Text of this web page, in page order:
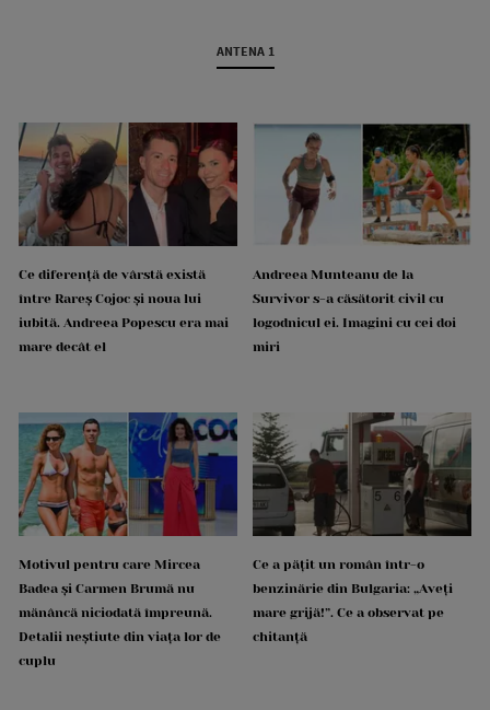
ANTENA 1
Ce diferență de vârstă există
între Rareș Cojoc și noua lui
iubită. Andreea Popescu era mai
mare decât el
Andreea Munteanu de la
Survivor s-a căsătorit civil cu
logodnicul ei. Imagini cu cei doi
miri
Motivul pentru care Mircea
Badea și Carmen Brumă nu
mănâncă niciodată împreună.
Detalii neștiute din viața lor de
cuplu
Ce a pățit un român într-o
benzinărie din Bulgaria: „Aveți
mare grijă!”. Ce a observat pe
chitanță